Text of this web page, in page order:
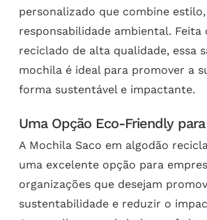
personalizado que combine
responsabilidade ambiental. Feita
reciclado de alta qualidade, essa
mochila é ideal para promover a
forma sustentável e impactante.
Uma Opção Eco-Friendly
A Mochila Saco em algodão
uma excelente opção para
organizações que desejam
sustentabilidade e reduzir o